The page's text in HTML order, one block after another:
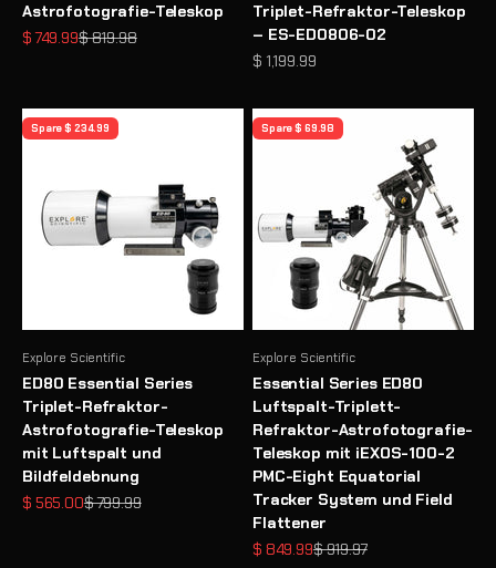
Astrofotografie-Teleskop
Angebot
$ 749.99Regulärer Preis
$ 819.98
Triplet-Refraktor-Teleskop
– ES-ED0806-02
Angebot
$ 1,199.99
Spare $ 234.99
Explore Scientific
ED80 Essential Series
Triplet-Refraktor-
Astrofotografie-Teleskop
mit Luftspalt und
Bildfeldebnung
Angebot
$ 565.00Regulärer Preis
$ 799.99
Spare $ 69.98
Explore Scientific
Essential Series ED80
Luftspalt-Triplett-
Refraktor-Astrofotografie-
Teleskop mit iEXOS-100-2
PMC-Eight Equatorial
Tracker System und Field
Flattener
Angebot
$ 849.99Regulärer Preis
$ 919.97